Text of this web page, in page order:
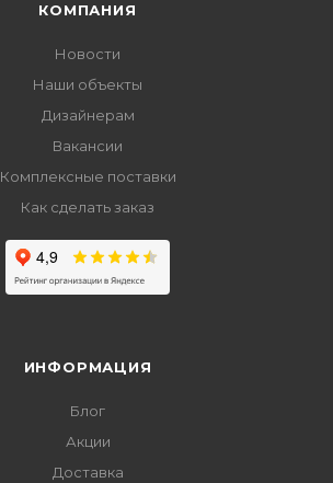
КОМПАНИЯ
Новости
Наши объекты
Дизайнерам
Вакансии
Комплексные поставки
Как сделать заказ
ИНФОРМАЦИЯ
Блог
Акции
Доставка